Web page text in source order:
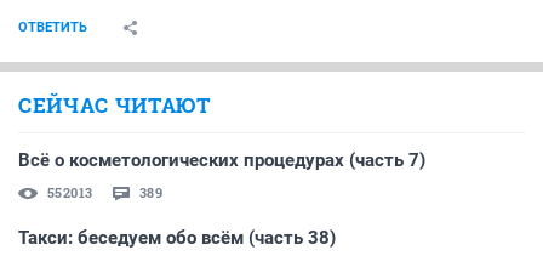
ОТВЕТИТЬ
СЕЙЧАС ЧИТАЮТ
Всё о косметологических процедурах (часть 7)
552013 389
Такси: беседуем обо всём (часть 38)